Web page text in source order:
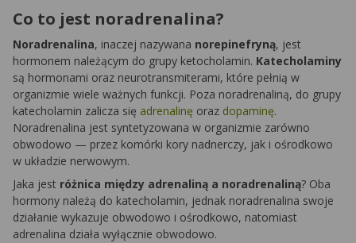
Co to jest noradrenalina?
Noradrenalina, inaczej nazywana norepinefryną, jest
hormonem należącym do grupy ketocholamin. Katecholaminy
są hormonami oraz neurotransmiterami, które pełnią w
organizmie wiele ważnych funkcji. Poza noradrenaliną, do grupy
katecholamin zalicza się adrenalinę oraz dopaminę.
Noradrenalina jest syntetyzowana w organizmie zarówno
obwodowo — przez komórki kory nadnerczy, jak i ośrodkowo
w układzie nerwowym.
Jaka jest różnica między adrenaliną a noradrenaliną? Oba
hormony należą do katecholamin, jednak noradrenalina swoje
działanie wykazuje obwodowo i ośrodkowo, natomiast
adrenalina działa wyłącznie obwodowo.